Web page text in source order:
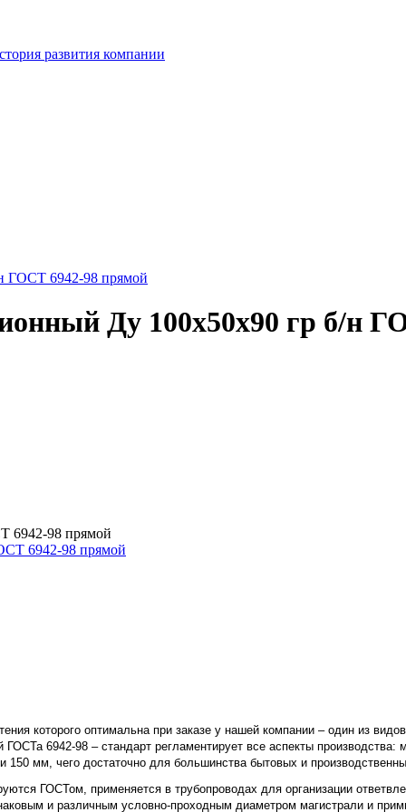
развития компании
ГОСТ 6942-98 прямой
Ду 100х50х90 гр б/н
6942-98 прямой
которого оптимальна при заказе у нашей компании – один из
ГОСТа 6942-98 – стандарт регламентирует все аспекты
мм, чего достаточно для большинства бытовых и
ГОСТом, применяется в трубопроводах для организации
и различным условно-проходным диаметром магистрали и